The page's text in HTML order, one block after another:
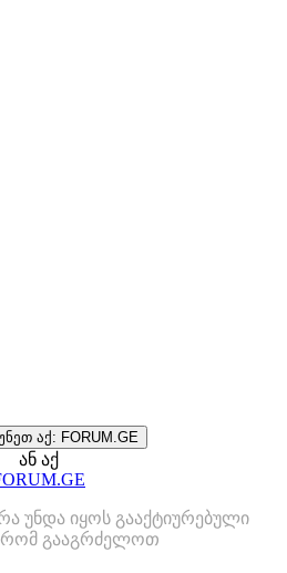
აქ: FORUM.GE
ან აქ
უნდა იყოს გააქტიურებული
რომ გააგრძელოთ